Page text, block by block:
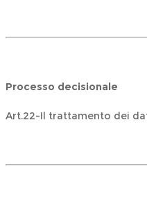
Processo decisionale
Art.22-Il trattamento dei